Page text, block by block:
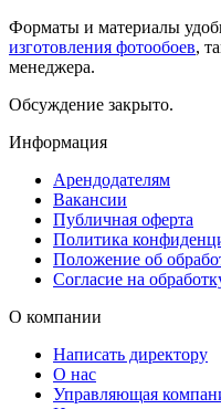
Форматы и материалы
изготовления фотообоев,
менеджера.
Обсуждение закрыто.
Информация
Арендодателям
Вакансии
Публичная оферта
Политика
Положение об
Согласие на
О компании
Написать директору
О нас
Управляющая